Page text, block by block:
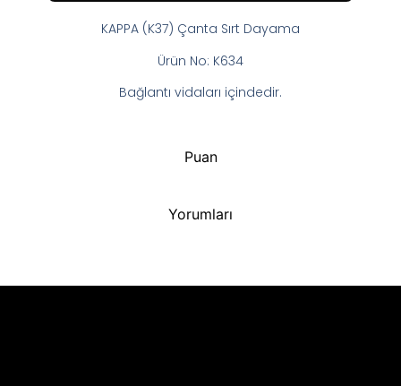
Puan
Yorumları
KAPPA (K37) Çanta Sırt Dayama
Ürün No: K634
Bağlantı vidaları içindedir.